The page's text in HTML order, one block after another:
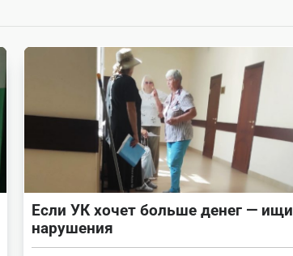
Если УК хочет больше денег — ищи
нарушения